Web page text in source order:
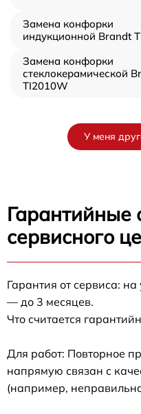
Замена конфорки
индукционной Brandt
Замена конфорки
стеклокерамической
TI2010W
У меня
Гарантийные
сервисного
Гарантия от сервиса:
— до 3 месяцев.
Что считается
Для работ: Повторное
напрямую связан с
(например,